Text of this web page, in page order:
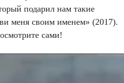
подарил нам такие
меня своим именем» (2017).
сами!